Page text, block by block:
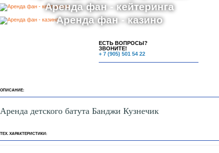
Аренда фан - кейтеринга
Аренда фан - казино
ЕСТЬ ВОПРОСЫ?
ЗВОНИТЕ!
+ 7 (905) 501 54 22
ОПИСАНИЕ:
Аренда детского батута Банджи Кузнечик
ТЕХ. ХАРАКТЕРИСТИКИ: